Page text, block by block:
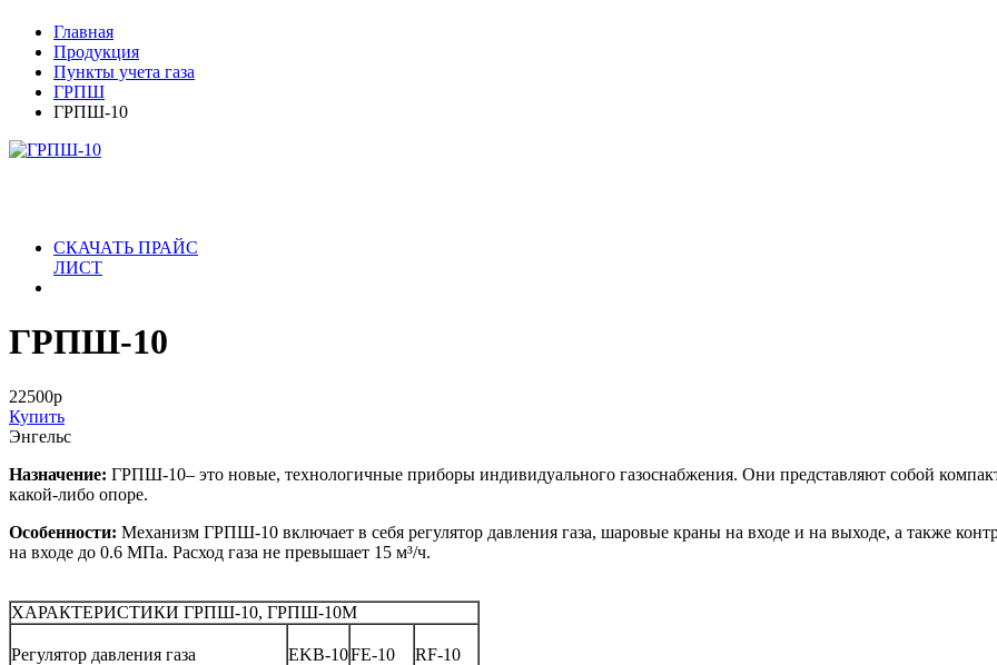
Главная
Продукция
Пункты учета газа
ГРПШ
ГРПШ-10
СКАЧАТЬ ПРАЙС
ЛИСТ
ГРПШ-10
22500р
Купить
Энгельс
Назначение: ГРПШ-10– это новые, технологичные приборы индивидуального газоснабжения. Они представляют собой
какой-либо опоре.
Особенности: Механизм ГРПШ-10 включает в себя регулятор давления газа, шаровые краны на входе и на выходе, а также
на входе до 0.6 МПа. Расход газа не превышает 15 м³/ч.
ХАРАКТЕРИСТИКИ ГРПШ-10, ГРПШ-10М
Регулятор давления газа EKB-10FE-10 RF-10